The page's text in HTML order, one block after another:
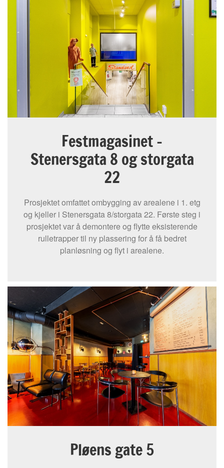
Festmagasinet -
Stenersgata 8 og storgata
22
Prosjektet omfattet ombygging av arealene i 1. etg
og kjeller i Stenersgata 8/storgata 22. Første steg i
prosjektet var å demontere og flytte eksisterende
rulletrapper til ny plassering for å få bedret
planløsning og flyt i arealene.
Pløens gate 5